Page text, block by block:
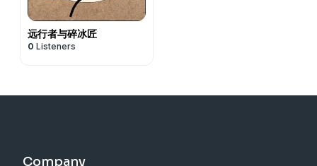
远行者与碎冰匠
0 Listeners
Company